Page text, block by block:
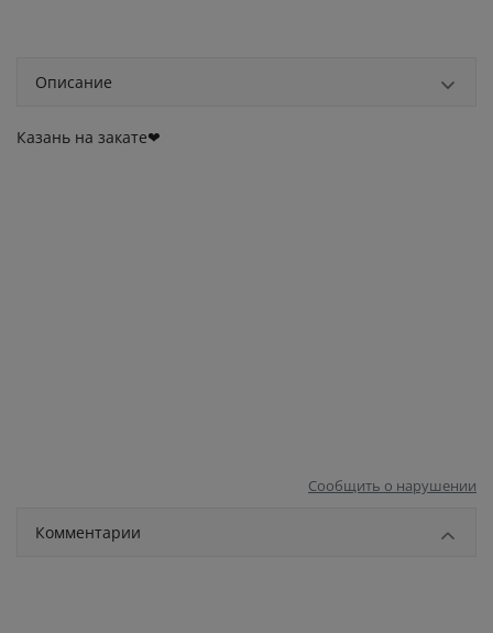
Описание
Казань на закате❤
Сообщить о нарушении
Комментарии